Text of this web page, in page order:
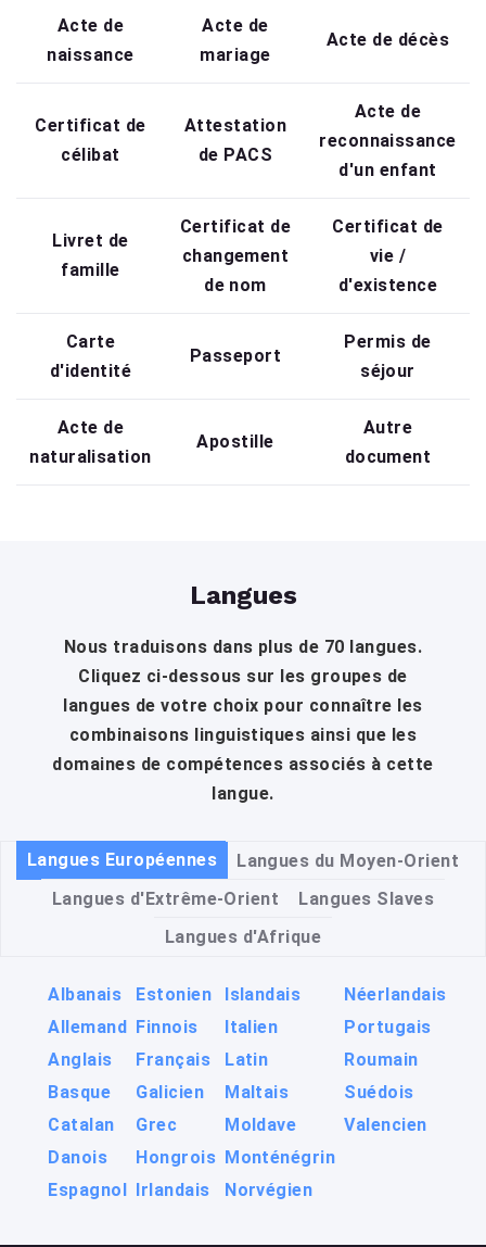
Acte de
naissance
Acte de
mariage
Acte de décès
Certificat de
célibat
Attestation
de PACS
Acte de
reconnaissance
d'un enfant
Livret de
famille
Certificat de
changement
de nom
Certificat de
vie /
d'existence
Carte
d'identité
Passeport
Permis de
séjour
Acte de
naturalisation
Apostille
Autre
document
Langues
Nous traduisons dans plus de 70 langues.
Cliquez ci-dessous sur les groupes de
langues de votre choix pour connaître les
combinaisons linguistiques ainsi que les
domaines de compétences associés à cette
langue.
Langues Européennes
Langues du Moyen-Orient
Langues d'Extrême-Orient
Langues Slaves
Langues d'Afrique
Albanais
Allemand
Anglais
Basque
Catalan
Danois
Espagnol
Estonien
Finnois
Français
Galicien
Grec
Hongrois
Irlandais
Islandais
Italien
Latin
Maltais
Moldave
Monténégrin
Norvégien
Néerlandais
Portugais
Roumain
Suédois
Valencien